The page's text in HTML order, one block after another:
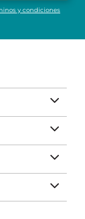
y condiciones